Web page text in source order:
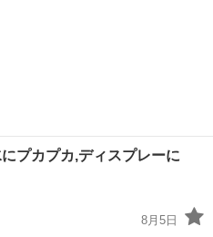
プカプカ,ディスプレーに
8月5日